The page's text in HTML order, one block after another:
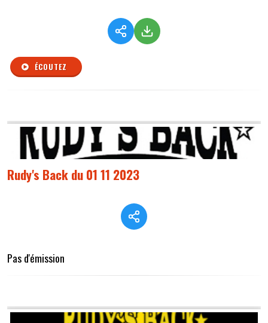
ÉCOUTEZ
Rudy's Back du 01 11 2023
Pas d'émission